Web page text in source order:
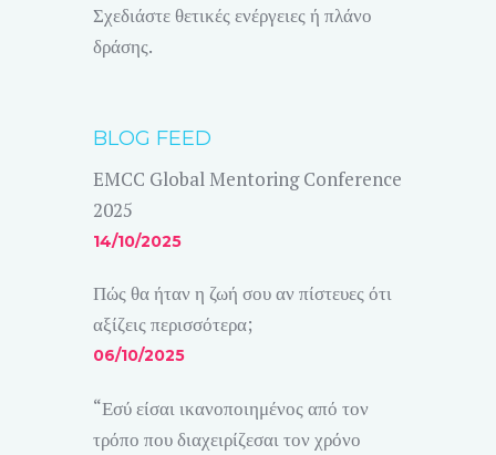
Σχεδιάστε θετικές ενέργειες ή πλάνο
δράσης.
BLOG FEED
EMCC Global Mentoring Conference
2025
14/10/2025
Πώς θα ήταν η ζωή σου αν πίστευες ότι
αξίζεις περισσότερα;
06/10/2025
“Εσύ είσαι ικανοποιημένος από τον
τρόπο που διαχειρίζεσαι τον χρόνο